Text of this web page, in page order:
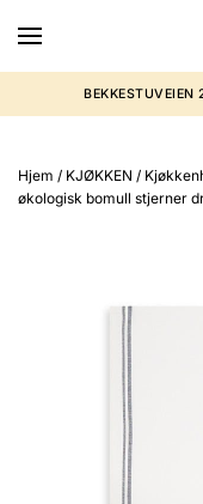
Hjem / KJØKKEN /
økologisk bomull stjerner